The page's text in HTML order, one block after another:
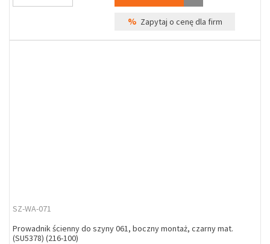
% Zapytaj o cenę dla firm
SZ-WA-071
Prowadnik ścienny do szyny 061, boczny montaż, czarny mat.
(SU5378) (216-100)